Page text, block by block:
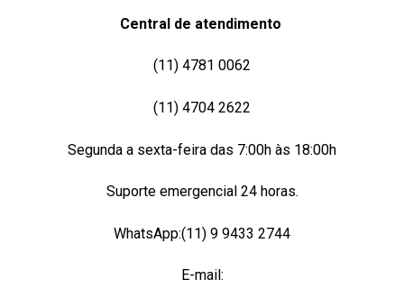
Central de atendimento
(11) 4781 0062
(11) 4704 2622
Segunda a sexta-feira das 7:00h às 18:00h
Suporte emergencial 24 horas.
WhatsApp:(11) 9 9433 2744
E-mail: